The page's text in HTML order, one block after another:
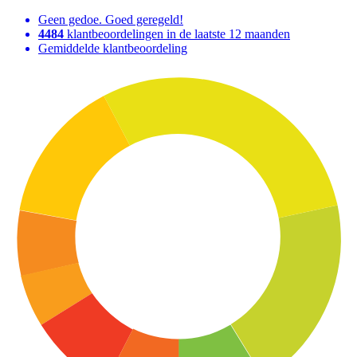
Geen gedoe. Goed geregeld!
4484 klantbeoordelingen in de laatste 12 maanden
Gemiddelde klantbeoordeling